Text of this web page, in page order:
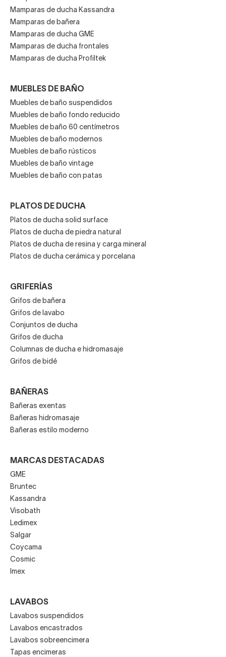
Mamparas de ducha Kassandra
Mamparas de bañera
Mamparas de ducha GME
Mamparas de ducha frontales
Mamparas de ducha Profiltek
MUEBLES DE BAÑO
Muebles de baño suspendidos
Muebles de baño fondo reducido
Muebles de baño 60 centímetros
Muebles de baño modernos
Muebles de baño rústicos
Muebles de baño vintage
Muebles de baño con patas
PLATOS DE DUCHA
Platos de ducha solid surface
Platos de ducha de piedra natural
Platos de ducha de resina y carga mineral
Platos de ducha cerámica y porcelana
GRIFERÍAS
Grifos de bañera
Grifos de lavabo
Conjuntos de ducha
Grifos de ducha
Columnas de ducha e hidromasaje
Grifos de bidé
BAÑERAS
Bañeras exentas
Bañeras hidromasaje
Bañeras estilo moderno
MARCAS DESTACADAS
GME
Bruntec
Kassandra
Visobath
Ledimex
Salgar
Coycama
Cosmic
Imex
LAVABOS
Lavabos suspendidos
Lavabos encastrados
Lavabos sobreencimera
Tapas encimeras